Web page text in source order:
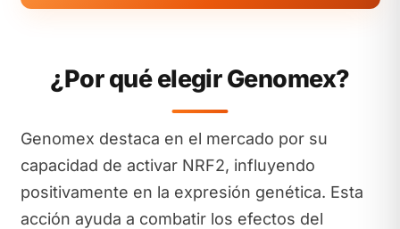
¿Por qué elegir Genomex?
Genomex destaca en el mercado por su
capacidad de activar NRF2, influyendo
positivamente en la expresión genética. Esta
acción ayuda a combatir los efectos del